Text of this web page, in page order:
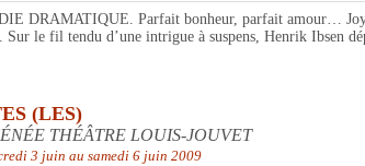
DRAMATIQUE. Parfait bonheur, parfait amour…
Sur le fil tendu d’une intrigue à suspens, Henrik Ibsen
(LES)
THÉÂTRE LOUIS-JOUVET
3 juin au samedi 6 juin 2009